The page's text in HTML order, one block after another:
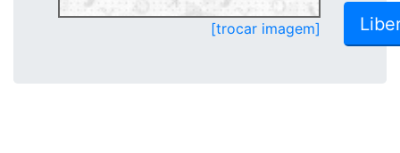
[trocar imagem]